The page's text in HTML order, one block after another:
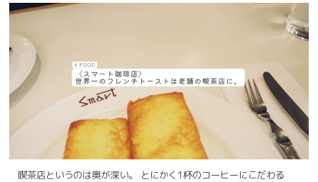
喫茶店というのは奥が深い。 とにかく1杯のコーヒーにこだわる